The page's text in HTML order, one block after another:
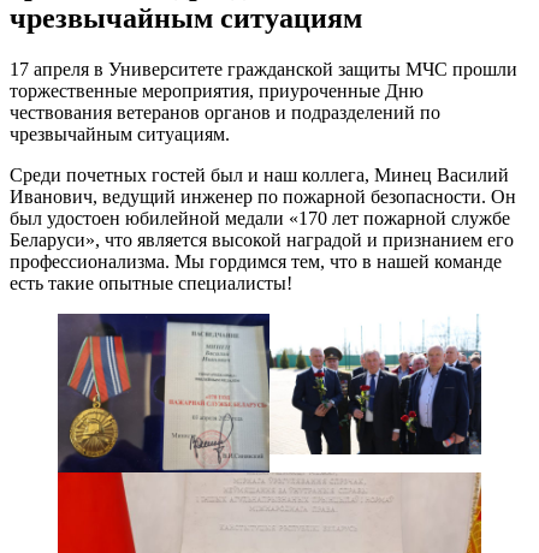
чрезвычайным ситуациям
17 апреля в Университете гражданской защиты МЧС прошли
торжественные мероприятия, приуроченные Дню
чествования ветеранов органов и подразделений по
чрезвычайным ситуациям.
Среди почетных гостей был и наш коллега, Минец Василий
Иванович, ведущий инженер по пожарной безопасности. Он
был удостоен юбилейной медали «170 лет пожарной службе
Беларуси», что является высокой наградой и признанием его
профессионализма. Мы гордимся тем, что в нашей команде
есть такие опытные специалисты!